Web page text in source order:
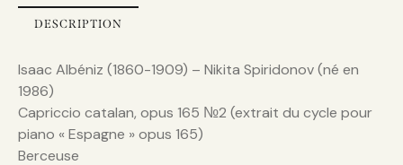
DESCRIPTION
Isaac Albéniz (1860-1909) – Nikita Spiridonov (né en
1986)
Capriccio catalan, opus 165 №2 (extrait du cycle pour
piano « Espagne » opus 165)
Berceuse